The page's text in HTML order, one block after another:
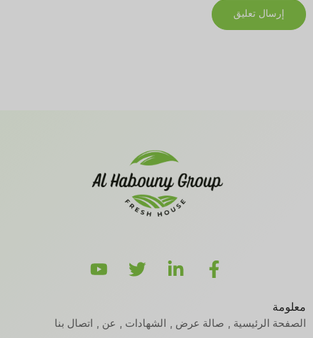
معلومة
الصفحة الرئيسية صالة عرض الشهادات عن اتصال بنا